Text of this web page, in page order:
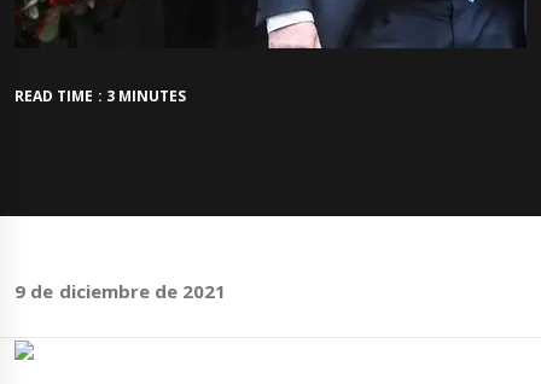
READ TIME : 3 MINUTES
9 de diciembre de 2021